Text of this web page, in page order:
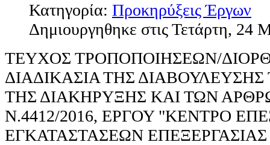
Κατηγορία: Προκηρύξεις Έργων
Δημιουργηθηκε στις Τετάρτη, 24
ΤΕΥΧΟΣ ΤΡΟΠΟΠΟΙΗΣΕΩΝ/
ΔΙΑΔΙΚΑΣΙΑ ΤΗΣ
ΤΗΣ ΔΙΑΚΗΡΥΞΗΣ ΚΑΙ ΤΩΝ
Ν.4412/2016, ΕΡΓΟΥ "ΚΕΝΤΡΟ
ΕΓΚΑΤΑΣΤΑΣΕΩΝ